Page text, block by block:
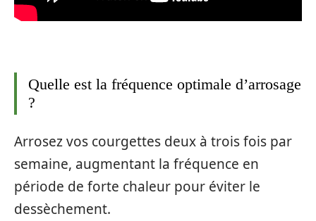
Quelle est la fréquence optimale d’arrosage
?
Arrosez vos courgettes deux à trois fois par
semaine, augmentant la fréquence en
période de forte chaleur pour éviter le
dessèchement.